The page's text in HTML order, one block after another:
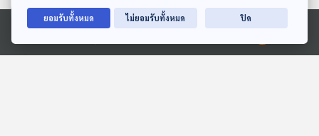
Ⓒ 2020 องค์การกระจายเสียงและแพร่ภาพสาธารณะแห่งประเทศไทย
ยอมรับทั้งหมด ไม่ยอมรับทั้งหมด ปิด